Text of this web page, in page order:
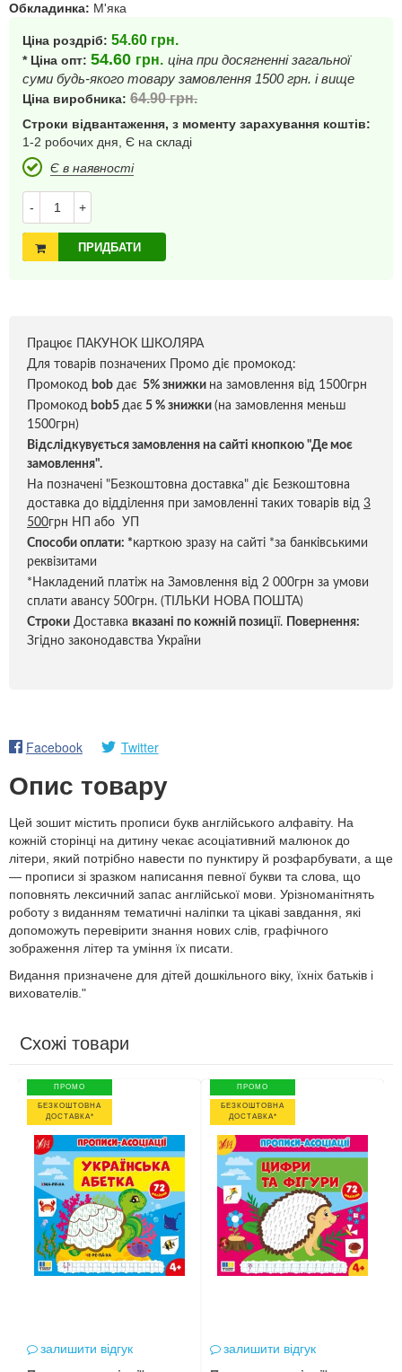
Обкладинка: М'яка
Ціна роздріб: 54.60 грн.
* Ціна опт: 54.60 грн. ціна при досягненні загальної
суми будь-якого товару замовлення 1500 грн. і вище
Ціна виробника: 64.90грн.
Строки відвантаження, з моменту зарахування коштів:
1-2 робочих дня, Є на складі
Є в наявності
- +
ПРИДБАТИ
Працює ПАКУНОК ШКОЛЯРА
Для товарів позначених Промо діє промокод:
Промокод bob дає 5% знижки на замовлення від 1500грн
Промокод bob5 дає 5 % знижки (на замовлення меньш
1500грн)
Відслідкувується замовлення на сайті кнопкою "Де моє
замовлення".
На позначені "Безкоштовна доставка" діє Безкоштовна
доставка до відділення при замовленні таких товарів від 3
500грн НП або УП
Способи оплати: *карткою зразу на сайті *за банківськими
реквізитами
*Накладений платіж на Замовлення від 2 000грн за умови
сплати авансу 500грн. (ТІЛЬКИ НОВА ПОШТА)
Строки Доставка вказані по кожній позиції.
Повернення:
Згідно законодавства України
Facebook Twitter
Опис товару
Цей зошит містить прописи букв англійського алфавіту. На
кожній сторінці на дитину чекає асоціативний малюнок до
літери, який потрібно навести по пунктиру й розфарбувати, а ще
— прописи зі зразком написання певної букви та слова, що
поповнять лексичний запас англійської мови. Урізноманітнять
роботу з виданням тематичні наліпки та цікаві завдання, які
допоможуть перевірити знання нових слів, графічного
зображення літер та уміння їх писати.
Видання призначене для дітей дошкільного віку, їхніх батьків і
вихователів."
Схожі товари
ПРОМО
БЕЗКОШТОВНА
ДОСТАВКА*
залишити відгук
ПРОМО
БЕЗКОШТОВНА
ДОСТАВКА*
залишити відгук